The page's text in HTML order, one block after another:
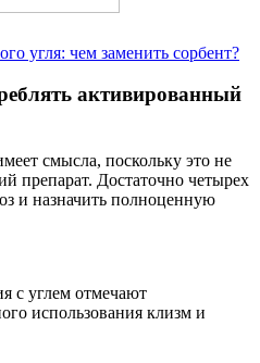
угля: чем заменить сорбент?
активированный
смысла, поскольку это не
препарат. Достаточно четырех
и назначить полноценную
с углем отмечают
использования клизм и